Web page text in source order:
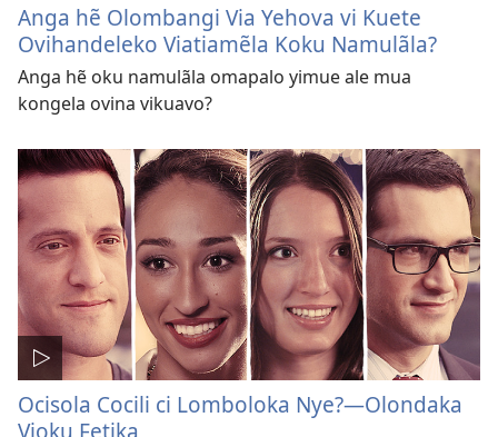
Anga hẽ Olombangi Via Yehova vi Kuete
Ovihandeleko Viatiamẽla Koku Namulãla?
Anga hẽ oku namulãla omapalo yimue ale mua
kongela ovina vikuavo?
Ocisola Cocili ci Lomboloka Nye?—Olondaka
Vioku Fetika